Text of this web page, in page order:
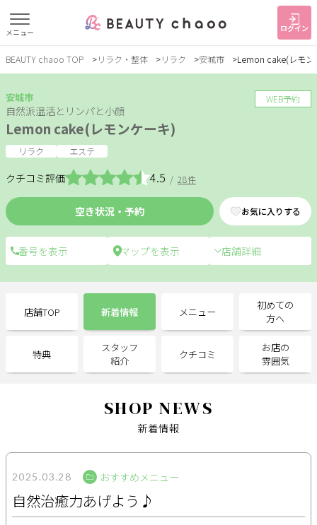
メニュー ログイン
すでに会員の方 はじめてご利用の方
ジャンルで探す
ヘア・メイク ネイル・まつげ エステ
スクール・
トレーニング
サポート
よくある質問
利用規約
掲載店様
掲載のご案内
掲載の申込み
BEAUTY chaoo TOP リラク・整体 リラク 安城市 Lemon cake(レモン
安城市
自然派温活とリンパと小顔
Lemon cake(レモンケーキ)
リラク エステ
空き状況・予約 お気に入りする
クチコミ評価 4.5 / 28件
店舗詳細
WEB予約
店舗TOP 新着情報 メニュー
初めての
方へ
特典
スタッフ
紹介
クチコミ
お店の
雰囲気
SHOP NEWS
新着情報
2025.03.28 おすすめメニュー
自然治癒力あげよう♪